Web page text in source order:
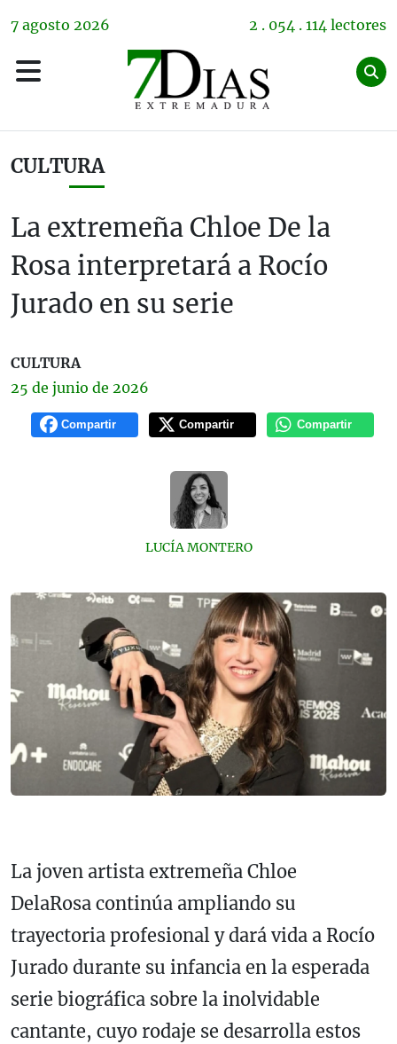
7 agosto 2026 2 . 054 . 114 lectores
CULTURA
La extremeña Chloe De la
Rosa interpretará a Rocío
Jurado en su serie
CULTURA
25 de junio de 2026
Compartir Compartir Compartir
LUCÍA MONTERO
La joven artista extremeña Chloe
DelaRosa continúa ampliando su
trayectoria profesional y dará vida a Rocío
Jurado durante su infancia en la esperada
serie biográfica sobre la inolvidable
cantante, cuyo rodaje se desarrolla estos